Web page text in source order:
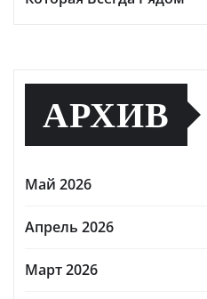
АРХИВ
Май 2026
Апрель 2026
Март 2026